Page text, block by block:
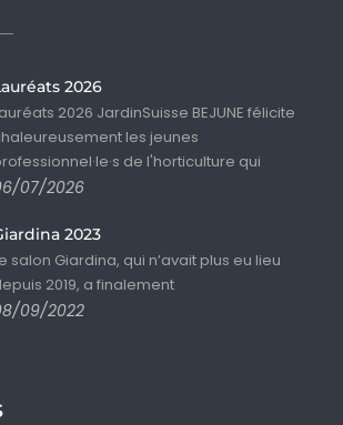
2026
2026 JardinSuisse BEJUNE félicite
les jeunes
de l'horticulture qui
07/2026
2023
salon Giardina, qui n’avait plus eu lieu
2019, a finalement
09/2022